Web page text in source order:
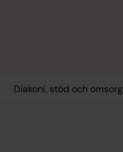
Diakoni, stöd och omsorg